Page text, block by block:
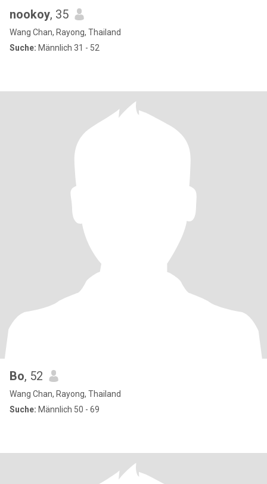
nookoy, 35
Wang Chan, Rayong, Thailand
Suche: Männlich 31 - 52
Bo, 52
Wang Chan, Rayong, Thailand
Suche: Männlich 50 - 69